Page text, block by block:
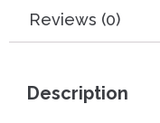
Reviews (0)
Description